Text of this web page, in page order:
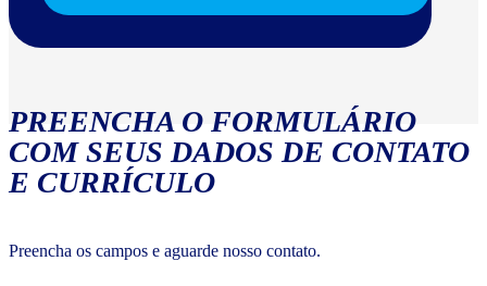
PREENCHA O FORMULÁRIO
COM SEUS DADOS DE CONTATO
E CURRÍCULO
Preencha os campos e aguarde nosso contato.